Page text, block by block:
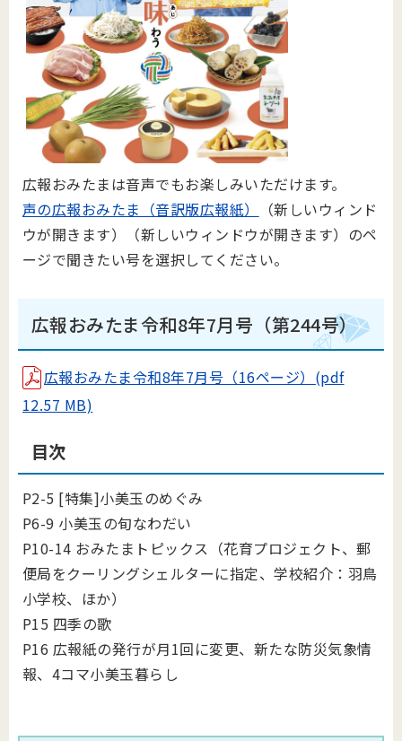
広報おみたまは音声でもお楽しみいただけます。
声の広報おみたま（音訳版広報紙）
（新しいウィンド
ウが開きます）（新しいウィンドウが開きます）のペ
ージで聞きたい号を選択してください。
広報おみたま令和8年7月号（第244号）
広報おみたま令和8年7月号（16ページ）(pdf
12.57 MB)
目次
P2-5 [特集]小美玉のめぐみ
P6-9 小美玉の旬なわだい
P10-14 おみたまトピックス（花育プロジェクト、郵
便局をクーリングシェルターに指定、学校紹介：羽鳥
小学校、ほか）
P15 四季の歌
P16 広報紙の発行が月1回に変更、新たな防災気象情
報、4コマ小美玉暮らし